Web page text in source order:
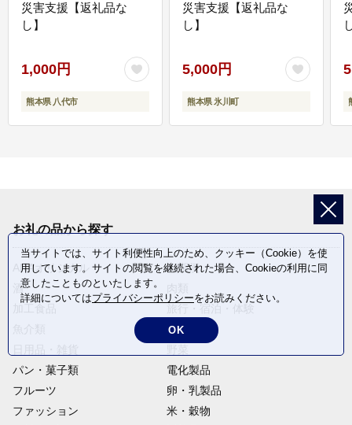
災害支援【返礼品な
し】
1,000円
熊本県 八代市
災害支援【返礼品な
し】
5,000円
熊本県 氷川町
お礼の品から探す
ANAオリジナル
定期便
酒
麺類
パン・菓子類
電化製品
フルーツ
卵・乳製品
ファッション
米・穀物
当サイトでは、サイト利便性向上のため、クッキー（Cookie）を使
用しています。サイトの閲覧を継続された場合、Cookieの利用に同
意したことものといたします。
詳細についてはプライバシーポリシーをお読みください。
OK